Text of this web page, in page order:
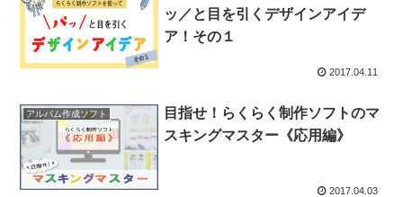
ッ／と目を引くデザインアイデ
ア！その１
2017.04.11
アルバム作成ソフト
目指せ！らくらく制作ソフトのマ
スキングマスター《応用編》
2017.04.03